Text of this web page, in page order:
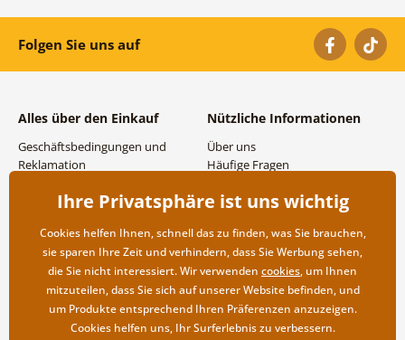
Folgen Sie uns auf
Alles über den Einkauf
Geschäftsbedingungen und
Reklamation
Versand- und
Rücksendung der Ware
Nützliche Informationen
Über uns
Häufige Fragen
Großhandel und
Ihre Privatsphäre ist uns wichtig
Cookies helfen Ihnen, schnell das zu finden, was Sie brauchen,
sie sparen Ihre Zeit und verhindern, dass Sie Werbung sehen,
die Sie nicht interessiert. Wir verwenden cookies, um Ihnen
mitzuteilen, dass Sie sich auf unserer Website befinden, und
um Produkte entsprechend Ihren Präferenzen anzuzeigen.
Cookies helfen uns, Ihr Surferlebnis zu verbessern.